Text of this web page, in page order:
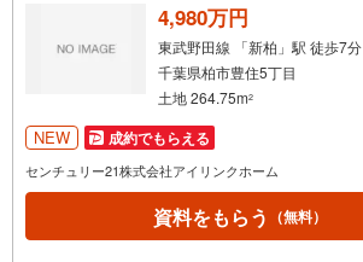
4,980万円
東武野田線 「新柏」駅 徒歩7分
千葉県柏市豊住5丁目
土地 264.75m2
NEW 成約でもらえる
センチュリー21株式会社アイリンクホーム
資料をもらう （無料）